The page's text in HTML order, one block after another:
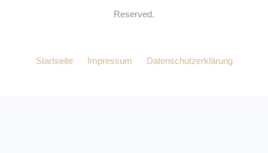
Reserved.
Startseite Impressum Datenschutzerklärung